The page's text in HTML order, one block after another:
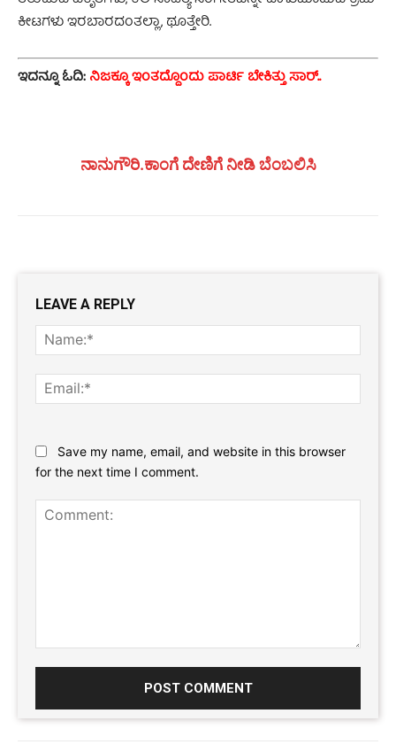
ಕೀಟಗಳು ಇರಬಾರದಂತಲ್ಲಾ, ಥೂತ್ತೇರಿ.
ಇದನ್ನೂ ಓದಿ:ನಿಜಕ್ಕೂ ಇಂತದ್ದೊಂದು ಪಾರ್ಟಿ ಬೇಕಿತ್ತು ಸಾರ್..
ನಾನುಗೌರಿ.ಕಾಂಗೆ ದೇಣಿಗೆ ನೀಡಿ ಬೆಂಬಲಿಸಿ
LEAVE A REPLY
Save my name, email, and website in this browser
for the next time I comment.